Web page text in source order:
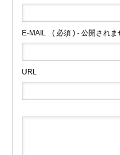
E-MAIL ( 必須 ) - 公開されま
URL